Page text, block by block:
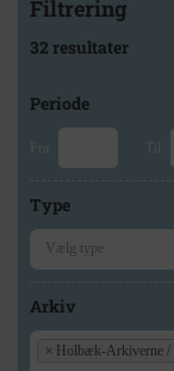
Filtrering
32 resultater
Periode
Fra Til
Type
Arkiv
× Holbæk-Arkiverne